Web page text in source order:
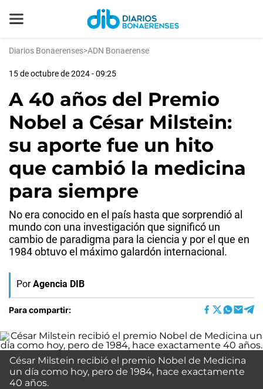
Diarios Bonaerenses>ADN Bonaerense
15 de octubre de 2024 - 09:25
A 40 años del Premio
Nobel a César Milstein:
su aporte fue un hito
que cambió la medicina
para siempre
No era conocido en el país hasta que sorprendió al
mundo con una investigación que significó un
cambio de paradigma para la ciencia y por el que en
1984 obtuvo el máximo galardón internacional.
Por Agencia DIB
Para compartir:
César Milstein recibió el premio Nobel de Medicina
un día como hoy, pero de 1984, hace exactamente
40 años.